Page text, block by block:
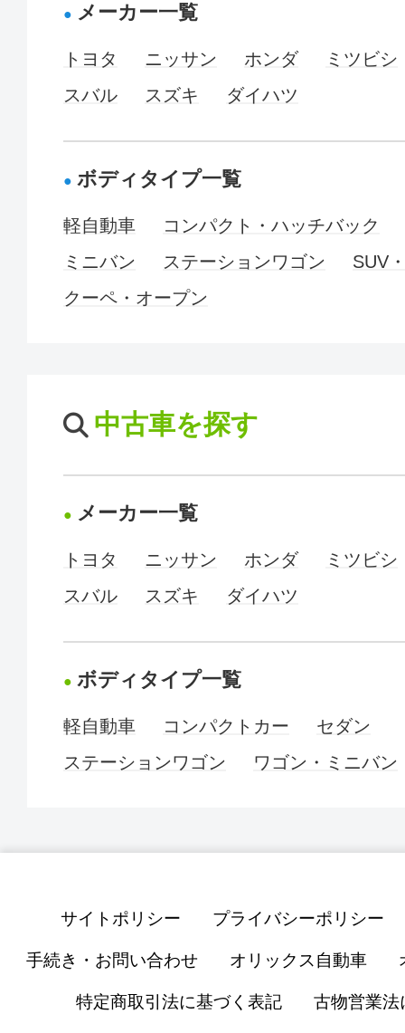
メーカー一覧
トヨタ ニッサン ホンダ
ミツビシ
スバル
スズキ ダイハツ
ボディタイプ一覧
軽自動車
コンパクト・ハッチバック
ミニバン
ステーションワゴン
SUV
クーペ・オープン
中古車を探す
メーカー一覧
トヨタ ニッサン ホンダ
ミツビシ
スバル
スズキ ダイハツ
ボディタイプ一覧
軽自動車 コンパクトカー
セダン
ステーションワゴン
ワゴン・ミニバン
サイトポリシー プライバシーポリシー
手続き・お問い合わせ オリックス自動車
特定商取引法に基づく表記 古物営業法